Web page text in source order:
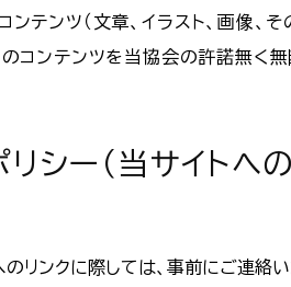
ンテンツ（文章、イラスト、画像
コンテンツを当協会の許諾無く
リシー（当サイトへ
のリンクに際しては、事前にご連絡